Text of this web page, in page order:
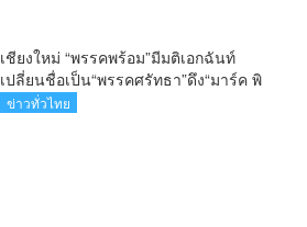
เชียงใหม่ “พรรคพร้อม”มีมติเอกฉันท์
เปลี่ยนชื่อเป็น“พรรคศรัทธา”ดึง“มาร์ค พิ
ตบูล”นำทัพกรรมการบริหารชุดใหม่(คลิป)
ข่าวทั่วไทย